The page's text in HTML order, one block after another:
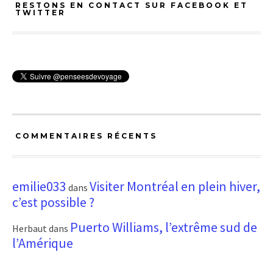
RESTONS EN CONTACT SUR FACEBOOK ET
TWITTER
COMMENTAIRES RÉCENTS
emilie033 dans Visiter Montréal en plein hiver,
c’est possible ?
Herbaut dans Puerto Williams, l’extrême sud de
l’Amérique